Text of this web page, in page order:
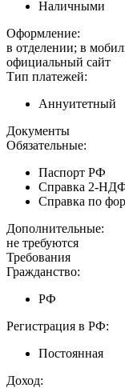
Наличными
Оформление:
в отделении; в
официальный сайт
Тип платежей:
Аннуитетный
Документы
Обязательные:
Паспорт РФ
Справка 2-
Справка по
Дополнительные:
не требуются
Требования
Гражданство:
РФ
Регистрация в РФ:
Постоянная
Доход: